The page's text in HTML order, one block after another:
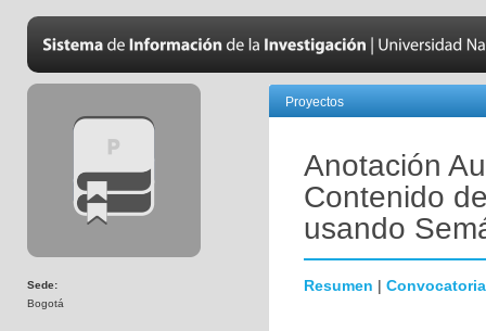
Sede:
Bogotá
Proyectos
Anotación
Contenido
usando
Resumen | Convocatoria